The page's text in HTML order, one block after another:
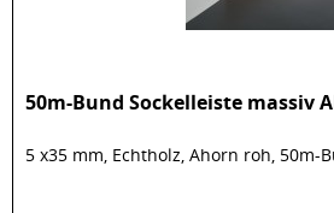
50m-Bund Sockelleiste massiv
5 x35 mm, Echtholz, Ahorn roh, 50m-